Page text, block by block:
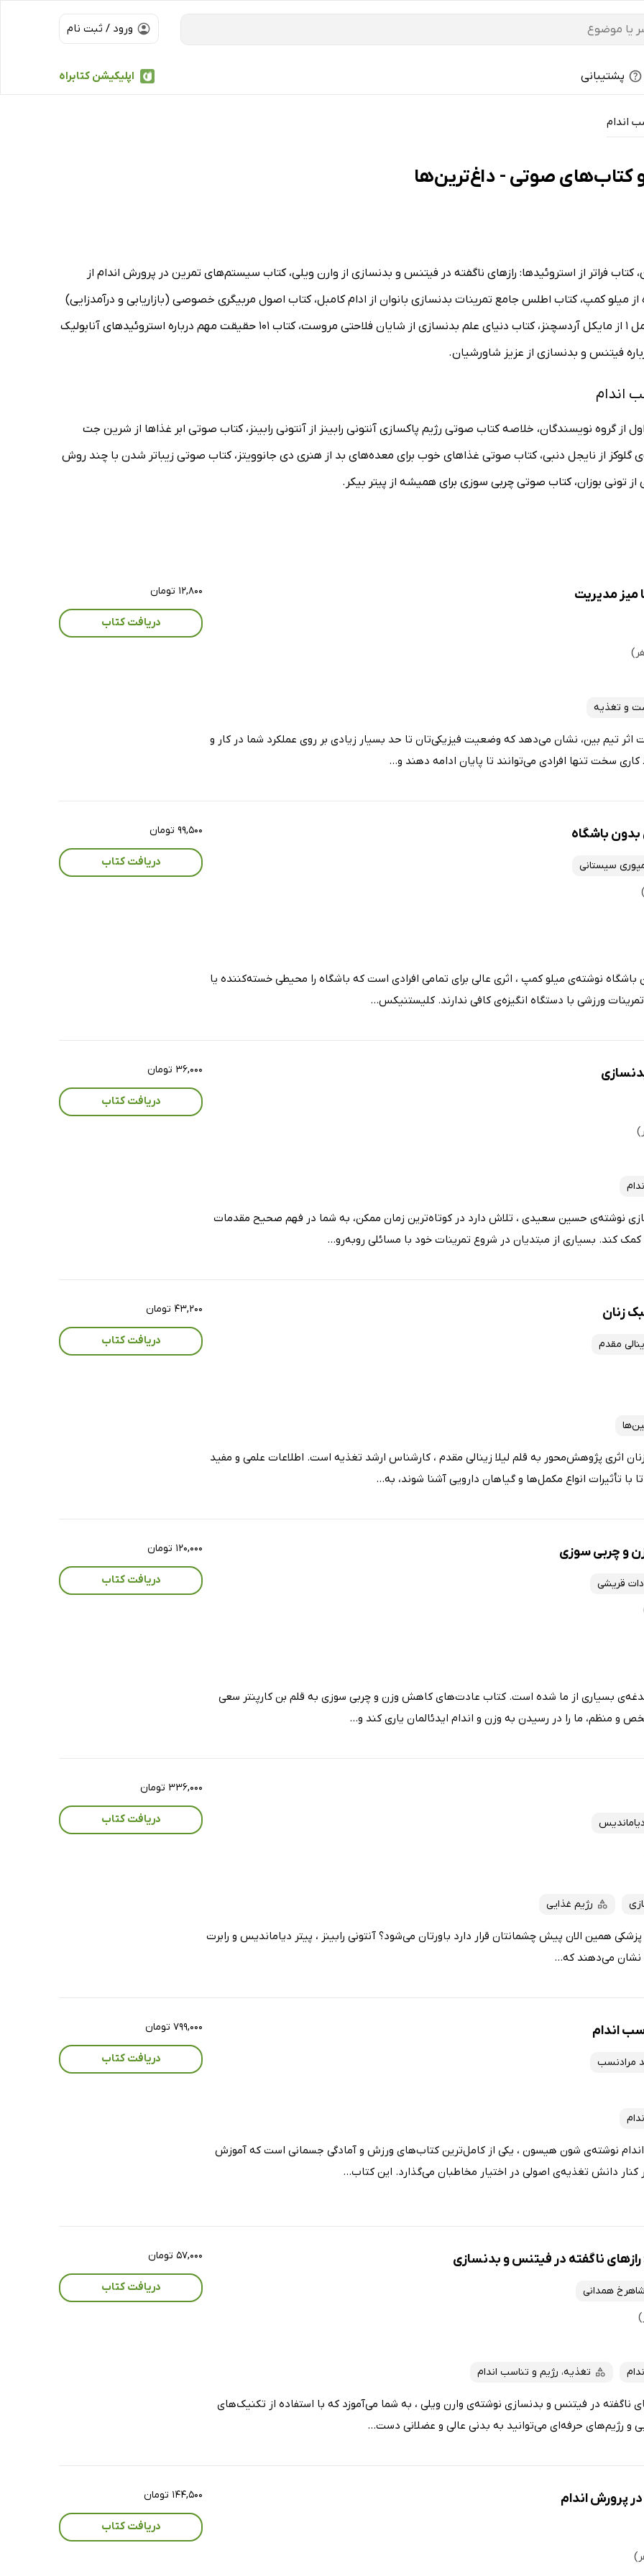
ورود / ثبت نام
اپلیکیشن کتابراه پشتیبانی
اندام
کتاب‌های صوتی - داغ‌ترین‌ها
کتاب فراتر از استروئیدها: رازهای ناگفته در فیتنس و بدنسازی از وارن ویلی، کتاب سیستم‌های تمرین در پرورش اندام از
کمپ، کتاب اطلس جامع تمرینات بدنسازی بانوان از ادام کامبل، کتاب اصول مربیگری خصوصی (بازاریابی و درآمدزایی)
از جاناتان گودمن، کتاب فیزیولوژی ورزشی تلفیق نظر و عمل 1 از مایکل آردسچنز، کتاب دنیای علم بدنسازی از شایان فلاحتی مروست، کتاب 101 حقیقت مهم درباره استروئیدهای آنابولیک
فیتنس و بدنسازی از عزیز شاورشیان.
اندام
گروه نویسندگان، خلاصه کتاب صوتی رژیم پاکسازی آنتونی رابینز از آنتونی رابینز، کتاب صوتی ابر غذاها از شرین جت
گلوکز از نایجل دنبی، کتاب صوتی غذاهای خوب برای معده‌های بد از هنری دی جانوویتز، کتاب صوتی زیباتر شدن با چند روش
تونی بوزان، کتاب صوتی چربی سوزی برای همیشه از پیتر بیکر.
میز مدیریت
و تغذیه
اثر تیم بین، نشان می‌دهد که وضعیت فیزیکی‌تان تا حد بسیار زیادی بر روی عملکرد شما در کار و
کاری سخت تنها افرادی می‌توانند تا پایان ادامه دهند و...
۱۲,۸۰۰ تومان
دریافت کتاب
باشگاه
سیستانی
نوشته‌ی میلو کمپ ، اثری عالی برای تمامی افرادی است که باشگاه را محیطی خسته‌کننده یا
تمرینات ورزشی با دستگاه انگیزه‌ی کافی ندارند. کلیستنیکس...
۹۹,۵۰۰ تومان
دریافت کتاب
نوشته‌ی حسین سعیدی ، تلاش دارد در کوتاه‌ترین زمان ممکن، به شما در فهم صحیح مقدمات
کند. بسیاری از مبتدیان در شروع تمرینات خود با مسائلی روبه‌رو...
۳۶,۰۰۰ تومان
دریافت کتاب
زنان
مقدم
اثری پژوهش‌محور به قلم لیلا زینالی مقدم ، کارشناس ارشد تغذیه است. اطلاعات علمی و مفید
با تأثیرات انواع مکمل‌ها و گیاهان دارویی آشنا شوند، به...
۴۳,۲۰۰ تومان
دریافت کتاب
و چربی سوزی
قریشی
بسیاری از ما شده است. کتاب عادت‌های کاهش وزن و چربی سوزی به قلم بن کارپنتر سعی
و منظم، ما را در رسیدن به وزن و اندام ایدئالمان یاری کند و...
۱۲۰,۰۰۰ تومان
دریافت کتاب
رژیم غذایی
همین الان پیش چشمانتان قرار دارد باورتان می‌شود؟ آنتونی رابینز ، پیتر دیاماندیس و رابرت
نشان می‌دهند که...
۳۳۶,۰۰۰ تومان
دریافت کتاب
اندام
مرادنسب
نوشته‌ی شون هیسون ، یکی از کامل‌ترین کتاب‌های ورزش و آمادگی جسمانی است که آموزش
کنار دانش تغذیه‌ی اصولی در اختیار مخاطبان می‌گذارد. این کتاب...
۷۹۹,۰۰۰ تومان
دریافت کتاب
رازهای ناگفته در فیتنس و بدنسازی
همدانی
تغذیه، رژیم و تناسب اندام
ناگفته در فیتنس و بدنسازی نوشته‌ی وارن ویلی ، به شما می‌آموزد که با استفاده از تکنیک‌های
رژیم‌های حرفه‌ای می‌توانید به بدنی عالی و عضلانی دست...
۵۷,۰۰۰ تومان
دریافت کتاب
پرورش اندام ۱۴۴,۵۰۰ تومان
دریافت کتاب